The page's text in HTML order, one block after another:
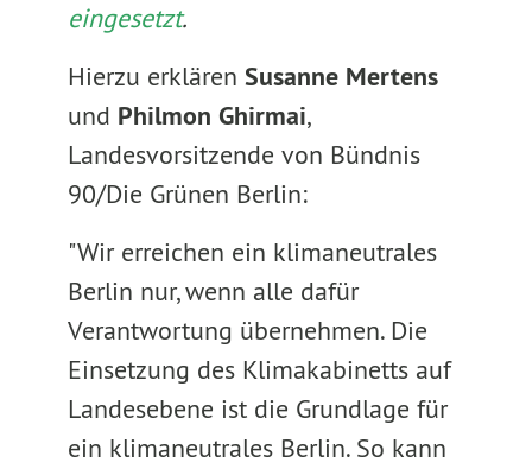
eingesetzt.
Hierzu erklären Susanne Mertens
und Philmon Ghirmai,
Landesvorsitzende von Bündnis
90/Die Grünen Berlin:
"Wir erreichen ein klimaneutrales
Berlin nur, wenn alle dafür
Verantwortung übernehmen. Die
Einsetzung des Klimakabinetts auf
Landesebene ist die Grundlage für
ein klimaneutrales Berlin. So kann